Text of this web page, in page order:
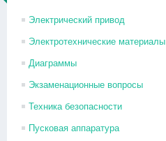
Электрический привод
Электротехнические материалы
Диаграммы
Экзаменационные вопросы
Техника безопасности
Пусковая аппаратура